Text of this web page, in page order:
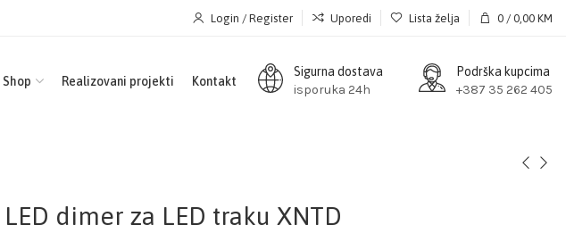
Login / Register Uporedi Lista želja 0 / 0,00 KM
Shop Realizovani projekti Kontakt
Sigurna dostava
isporuka 24h
Podrška kupcima
+387 35 262 405
LED dimer za LED traku XNTD